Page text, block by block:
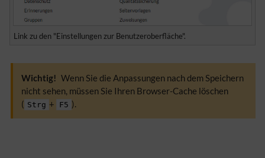
Link zu den "Einstellungen zur Benutzeroberfläche".
Wichtig! Wenn Sie die Anpassungen nach dem Speichern
nicht sehen, müssen Sie Ihren Browser-Cache löschen
( Strg + F5 ).